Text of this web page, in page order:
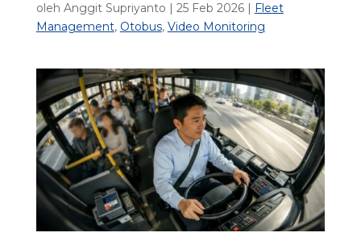
oleh Anggit Supriyanto | 25 Feb 2026| Fleet
Management, Otobus, Video Monitoring